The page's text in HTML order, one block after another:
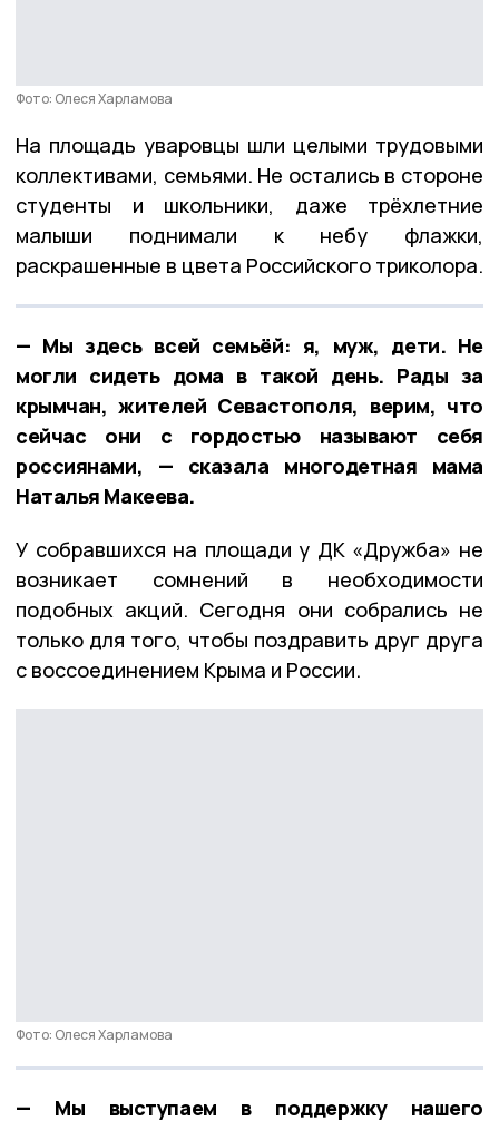
Фото: Олеся Харламова
На площадь уваровцы шли целыми трудовыми
коллективами, семьями. Не остались в стороне
студенты и школьники, даже трёхлетние
малыши поднимали к небу флажки,
раскрашенные в цвета Российского триколора.
— Мы здесь всей семьёй: я, муж, дети. Не
могли сидеть дома в такой день. Рады за
крымчан, жителей Севастополя, верим, что
сейчас они с гордостью называют себя
россиянами, — сказала многодетная мама
Наталья Макеева.
У собравшихся на площади у ДК «Дружба» не
возникает сомнений в необходимости
подобных акций. Сегодня они собрались не
только для того, чтобы поздравить друг друга
с воссоединением Крыма и России.
Фото: Олеся Харламова
— Мы выступаем в поддержку нашего